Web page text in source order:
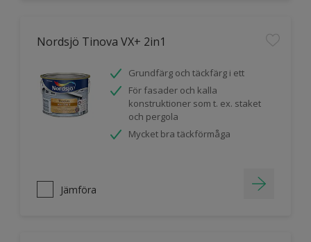
Nordsjö Tinova VX+ 2in1
Grundfärg och täckfärg i ett
För fasader och kalla
konstruktioner som t. ex. staket
och pergola
Mycket bra täckförmåga
Jämföra